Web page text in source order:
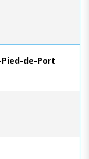
Pied-de-Port